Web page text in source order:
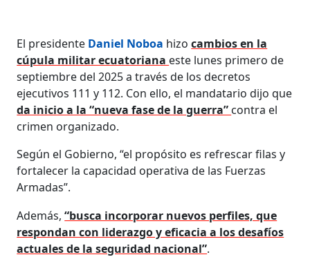
El presidente Daniel Noboa hizocambios en la
cúpula militar ecuatoriana este lunes primero de
septiembre del 2025 a través de los decretos
ejecutivos 111 y 112. Con ello, el mandatario dijo que
da inicio a la “nueva fase de la guerra” contra el
crimen organizado.
Según el Gobierno, “el propósito es refrescar filas y
fortalecer la capacidad operativa de las Fuerzas
Armadas”.
Además,“busca incorporar nuevos perfiles, que
respondan con liderazgo y eficacia a los desafíos
actuales de la seguridad nacional”.